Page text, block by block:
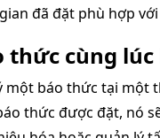
đã đặt phù hợp
thức cùng
một báo thức tại
thức được đặt, nó